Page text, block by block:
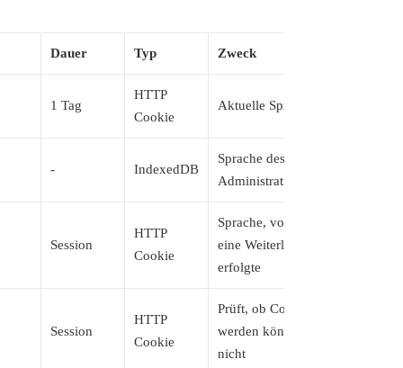
Dauer Typ Zweck
1 Tag
HTTP
Cookie
Aktuelle Sprache
- IndexedDB
Sprache des WordPress-
Administrationsbereichs
Session
HTTP
Cookie
Sprache, von der aus
eine Weiterleitung
erfolgte
Session
HTTP
Cookie
Prüft, ob Cookies gesetzt
werden können oder
nicht